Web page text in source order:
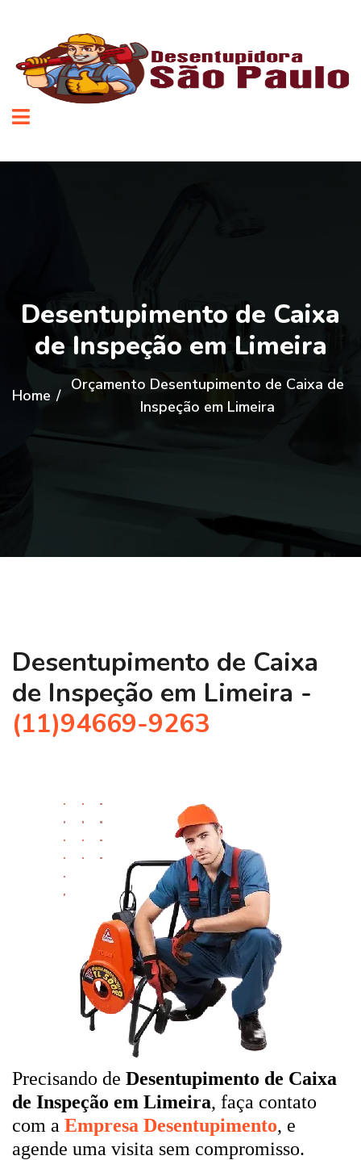
Desentupimento de Caixa
de Inspeção em Limeira
Home /
Orçamento Desentupimento de Caixa de
Inspeção em Limeira
Desentupimento de Caixa
de Inspeção em Limeira -
(11)94669-9263
Precisando de Desentupimento de Caixa
de Inspeção em Limeira, faça contato
com a Empresa Desentupimento, e
agende uma visita sem compromisso.